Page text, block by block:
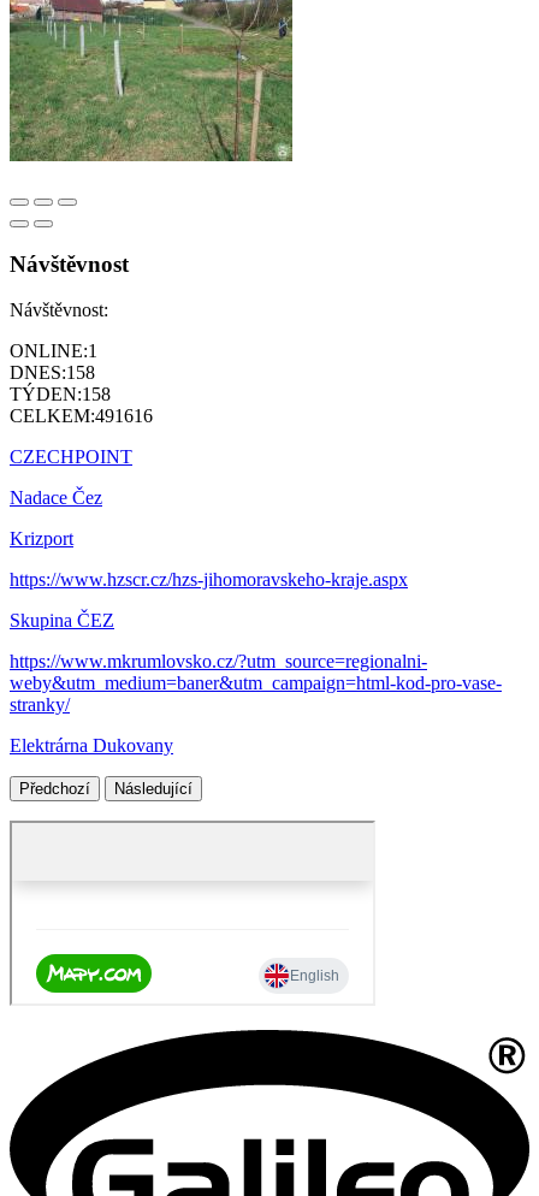
Návštěvnost
Návštěvnost:
ONLINE:1
DNES:158
TÝDEN:158
CELKEM:491616
CZECHPOINT
Nadace Čez
Krizport
https://www.hzscr.cz/hzs-jihomoravskeho-kraje.aspx
Skupina ČEZ
https://www.mkrumlovsko.cz/?utm_source=regionalni-
weby&utm_medium=baner&utm_campaign=html-kod-pro-vase-
stranky/
Elektrárna Dukovany
Předchozí Následující